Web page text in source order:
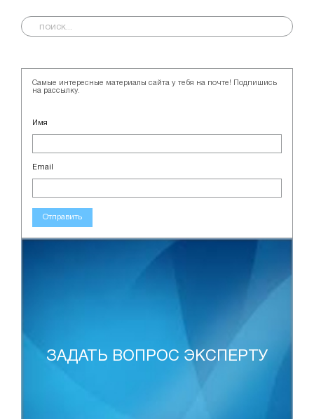
Самые интересные материалы сайта у тебя на почте! Подпишись
на рассылку.
Имя
Email
Отправить
ЗАДАТЬ ВОПРОС ЭКСПЕРТУ